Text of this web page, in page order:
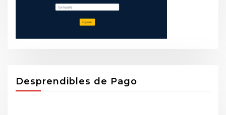
Desprendibles de Pago